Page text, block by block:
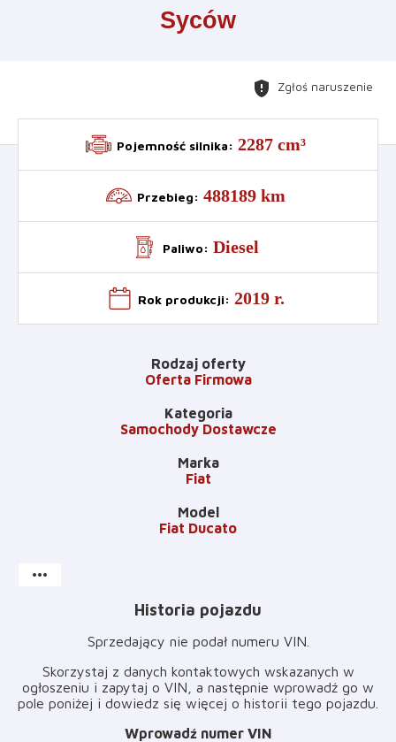
Syców
gpp_maybe Zgłoś naruszenie
Pojemność silnika: 2287 cm³
Przebieg: 488189 km
Paliwo: Diesel
Rok produkcji: 2019 r.
Rodzaj oferty
Oferta Firmowa
Kategoria
Samochody Dostawcze
Marka
Fiat
Model
Fiat Ducato
more_horiz
Historia pojazdu
Sprzedający nie podał numeru VIN
Skorzystaj z danych kontaktowych wskazanych w
ogłoszeniu i zapytaj o VIN, a następnie wprowadź go w
pole poniżej i dowiedz się więcej o historii tego pojazdu
Wprowadź numer VIN